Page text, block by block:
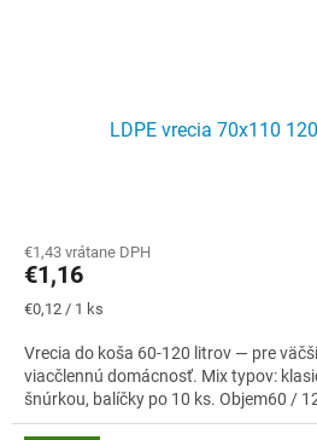
LDPE vrecia 70x110
produktu
je
5,0
5
hviezdičiek.
€1,43 vrátane DPH
€1,16
Jednotková
€0,12 / 1 ks
Vrecia do koša 60-120 litrov — pre
viacčlennú domácnosť. Mix typov:
šnúrkou, balíčky po 10 ks. Objem60 /